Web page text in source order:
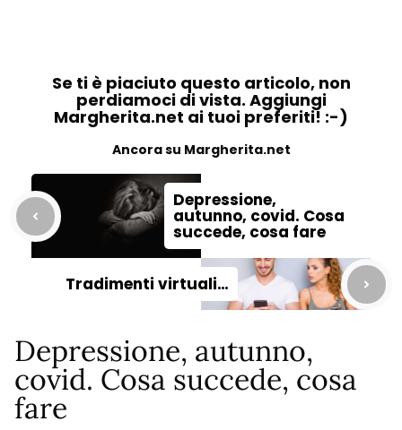
Se ti è piaciuto questo articolo, non
perdiamoci di vista. Aggiungi
Margherita.net ai tuoi preferiti! :-)
Ancora su Margherita.net
Depressione,
autunno, covid. Cosa
succede, cosa fare
Tradimenti virtuali…
Depressione, autunno,
covid. Cosa succede, cosa
fare